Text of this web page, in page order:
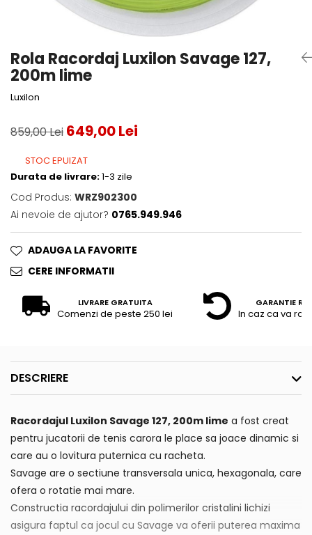
Accesorii tenis
Accesorii teren tenis
Testeaza rachete
Rola Racordaj Luxilon Savage 127,
200m lime
Luxilon
859,00 Lei 649,00 Lei
STOC EPUIZAT
Durata de livrare:1-3 zile
Cod Produs: WRZ902300
Ai nevoie de ajutor? 0765.949.946
ADAUGA LA FAVORITE
CERE INFORMATII
LIVRARE GRATUITA
Comenzi de peste 250 lei
GARANTIE
In caz ca va
DESCRIERE
Racordajul Luxilon Savage 127, 200m lime a fost creat
pentru jucatorii de tenis carora le place sa joace dinamic si
care au o lovitura puternica cu racheta.
Savage are o sectiune transversala unica, hexagonala, care
ofera o rotatie mai mare.
Constructia racordajului din polimerilor cristalini lichizi
asigura faptul ca jocul cu Savage va oferii puterea maxima